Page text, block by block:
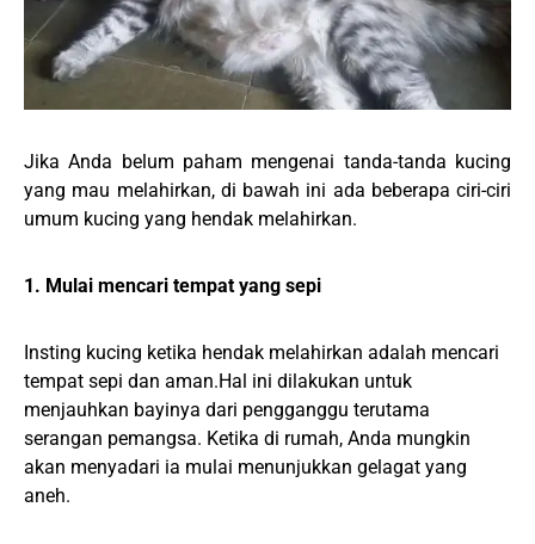
Jika Anda belum paham mengenai tanda-tanda kucing
yang mau melahirkan, di bawah ini ada beberapa ciri-ciri
umum kucing yang hendak melahirkan.
1. Mulai mencari tempat yang sepi
Insting kucing ketika hendak melahirkan adalah mencari
tempat sepi dan aman.Hal ini dilakukan untuk
menjauhkan bayinya dari pengganggu terutama
serangan pemangsa. Ketika di rumah, Anda mungkin
akan menyadari ia mulai menunjukkan gelagat yang
aneh.